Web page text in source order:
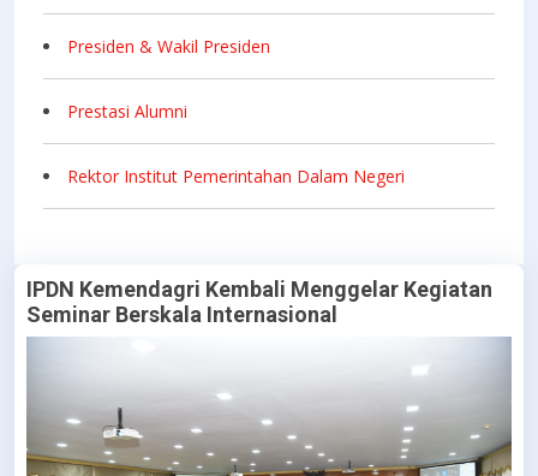
Presiden & Wakil Presiden
Prestasi Alumni
Rektor Institut Pemerintahan Dalam Negeri
IPDN Kemendagri Kembali Menggelar Kegiatan
Seminar Berskala Internasional